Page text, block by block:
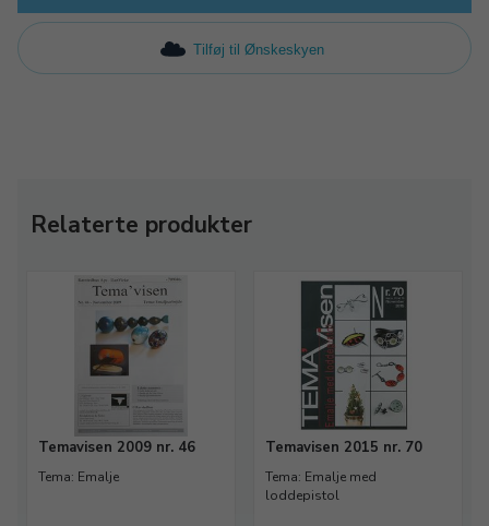
Tilføj til Ønskeskyen
Relaterte produkter
Temavisen 2009 nr. 46
Tema: Emalje
Temavisen 2015 nr. 70
Tema: Emalje med
loddepistol